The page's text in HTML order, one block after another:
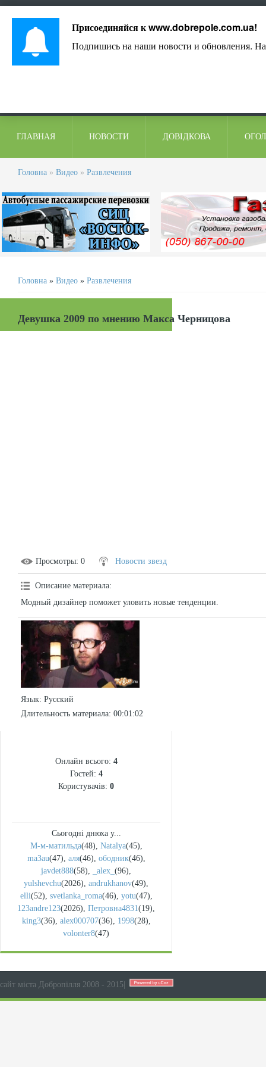
ГЛАВНАЯ НОВОСТИ ДОВІДКОВА
Головна » Видео » Развлечения
Головна » Видео » Развлечения
Девушка 2009 по мнению Макса Черницова
Просмотры: 0 Новости звезд
Описание материала:
Модный дизайнер поможет уловить новые тенденции.
Язык: Русский
Длительность материала: 00:01:02
Онлайн всього: 4
Гостей: 4
Користувачів: 0
Сьогодні днюха у...
М-м-матильда(48), Natalya(45),
ma3au(47), аля(46), ободник(46),
javdet888(58), _alex_ (96),
yulshevchu(2026), andrukhanov(49),
elli(52), svetlanka_roma(46), yotu(47),
123andre123(2026), Петровна4831(19),
king3(36), alex000707(36), 1998(28),
volonter8(47)
сайт міста Добропілля 2008 - 2015
Присоединяйся кwww.dobrepole.com.ua!
Подпишись на наши новости и обновления.